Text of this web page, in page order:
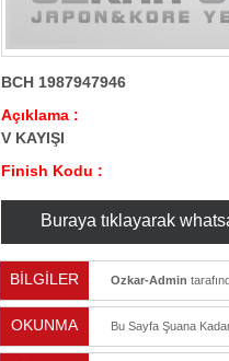
BCH 1987947946
Açıklama :
V KAYIŞI
Finish Kodu :
Buraya tıklayarak
BİLGİLER Ozkar-Admin
OKUNMA Bu Sayfa Şuana